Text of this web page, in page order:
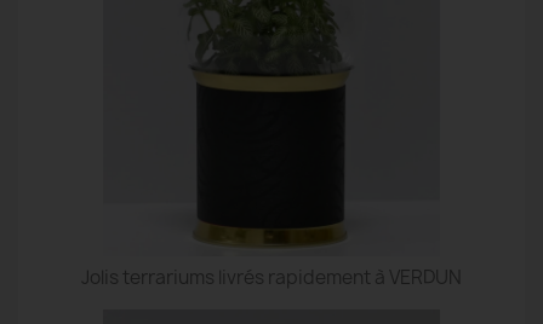
Jolis terrariums livrés rapidement à VERDUN